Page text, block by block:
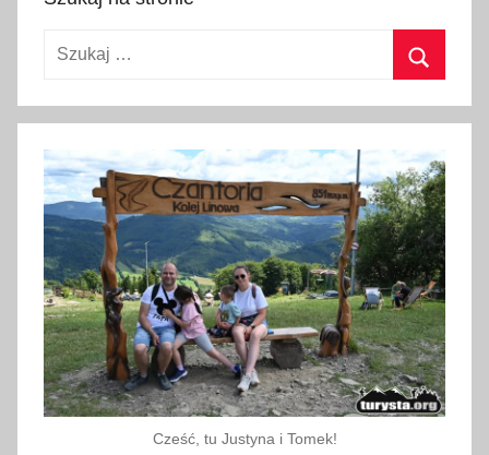
z
i
a
2
2
3
Szukaj:
Cześć, tu Justyna i Tomek!